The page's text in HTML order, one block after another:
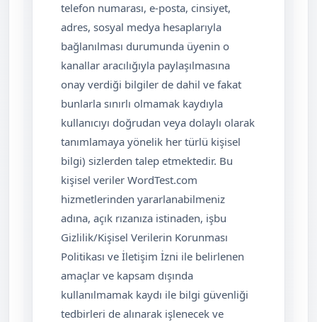
telefon numarası, e-posta, cinsiyet,
adres, sosyal medya hesaplarıyla
bağlanılması durumunda üyenin o
kanallar aracılığıyla paylaşılmasına
onay verdiği bilgiler de dahil ve fakat
bunlarla sınırlı olmamak kaydıyla
kullanıcıyı doğrudan veya dolaylı olarak
tanımlamaya yönelik her türlü kişisel
bilgi) sizlerden talep etmektedir. Bu
kişisel veriler WordTest.com
hizmetlerinden yararlanabilmeniz
adına, açık rızanıza istinaden, işbu
Gizlilik/Kişisel Verilerin Korunması
Politikası ve İletişim İzni ile belirlenen
amaçlar ve kapsam dışında
kullanılmamak kaydı ile bilgi güvenliği
tedbirleri de alınarak işlenecek ve